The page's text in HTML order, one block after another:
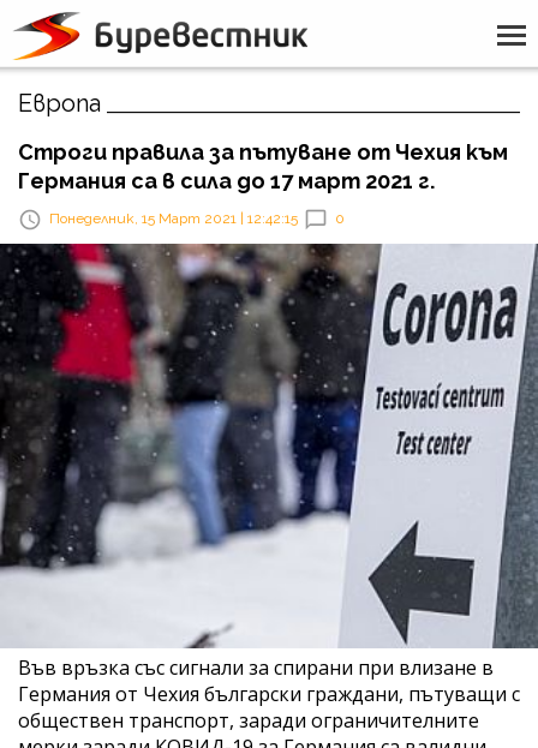
Европа
Строги правила за пътуване от Чехия към
Германия са в сила до 17 март 2021 г.
Понеделник, 15 Март 2021 | 12:42:15 0
Във връзка със сигнали за спирани при влизане в
Германия от Чехия български граждани, пътуващи с
обществен транспорт, заради ограничителните